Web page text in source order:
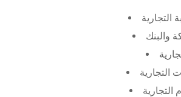
التجارية
والبنك
التجارية